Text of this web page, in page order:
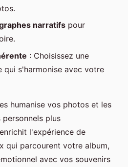
narratifs pour
: Choisissez une
qui s'harmonise avec votre
humanise vos photos et les
personnels plus
l'expérience de
qui parcourent votre album,
avec vos souvenirs